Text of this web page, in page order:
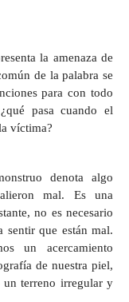
la amenaza de
de la palabra se
para con todo
pasa cuando el
víctima?
denota algo
mal. Es una
no es necesario
sentir que están mal.
un acercamiento
de nuestra piel,
terreno irregular y